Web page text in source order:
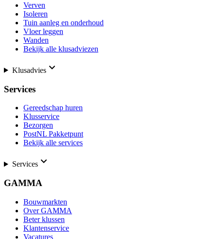
Verven
Isoleren
Tuin aanleg en onderhoud
Vloer leggen
Wanden
Bekijk alle klusadviezen
Klusadvies
Services
Gereedschap huren
Klusservice
Bezorgen
PostNL Pakketpunt
Bekijk alle services
Services
GAMMA
Bouwmarkten
Over GAMMA
Beter klussen
Klantenservice
Vacatures